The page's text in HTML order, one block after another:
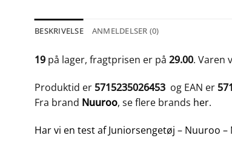
BESKRIVELSE ANMELDELSER (0)
19 på lager, fragtprisen er på 29.00. Varen
Produktid er 5715235026453 og EAN er
Fra brand Nuuroo, se flere brands her.
Har vi en test af Juniorsengetøj – Nuuroo –